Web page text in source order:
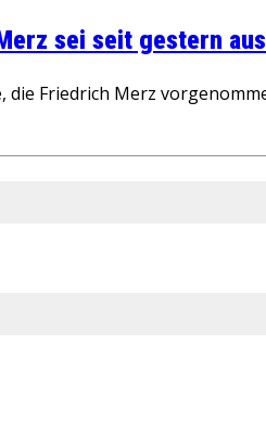
sei seit gestern
Friedrich Merz